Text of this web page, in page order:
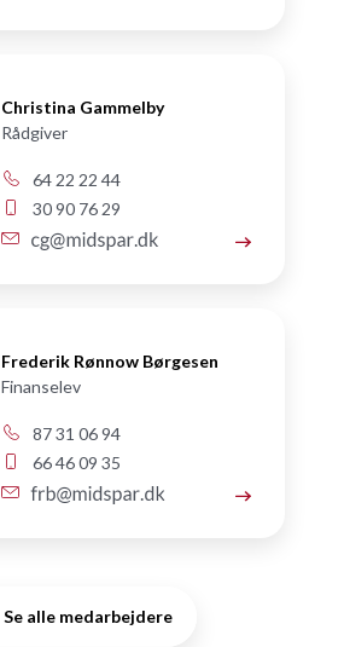
Christina Gammelby
Rådgiver
64 22 22 44
30 90 76 29
Frederik Rønnow Børgesen
Finanselev
87 31 06 94
66 46 09 35
Se alle medarbejdere